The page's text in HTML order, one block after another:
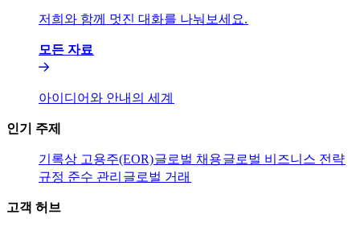
저희와 함께 멋진 대화를 나눠보세요.​​
모든 자료​​
아이디어와 안내의 세계​​
인기 주제​​
기록상 고용주(EOR)​​글로벌 채용​​글로벌 비즈니스 전략​​
규정 준수 관리​​ 글로벌 거래​​
고객 허브​​